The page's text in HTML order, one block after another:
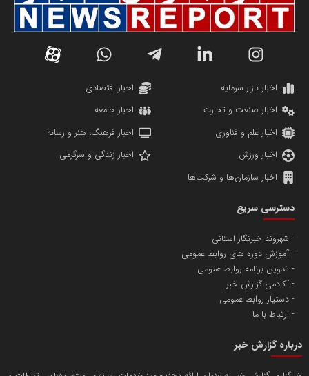
دانشگاه سئوی ایران
پایگاه اطلاع رسانی اعتلای نهادهای مردمی
سازمان صنعت،معدن و تجارت
تامین آهن اسفنجی تولیدکنندگان فولاد در کشور
مریم حاج نوروز نظری
مسعودصادقی
اخبار بازار سرمایه
اخبار اقتصادی
اخبار صنعت و تجارت
اخبار جامعه
اخبار علم و فناوری
اخبار فرهنگ، هنر و رسانه
اخبار ورزش
اخبار زندگی و سرگرمی
اخبار سازمان‌ها و شرکت‌ها
دسترسی سریع
شهروند خبرنگار استانی
آموزش دوره های روابط عمومی
تدوین برنامه روابط عمومی
آکادمی گزارش خبر
دستیار روابط عمومی
ارتباط با ما
درباره گزارش خبر